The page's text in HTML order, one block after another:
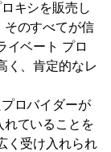
キシを販売し
のすべてが信
イベート プロ
く、肯定的なレ
ロバイダーが
ていることを
く受け入れられ